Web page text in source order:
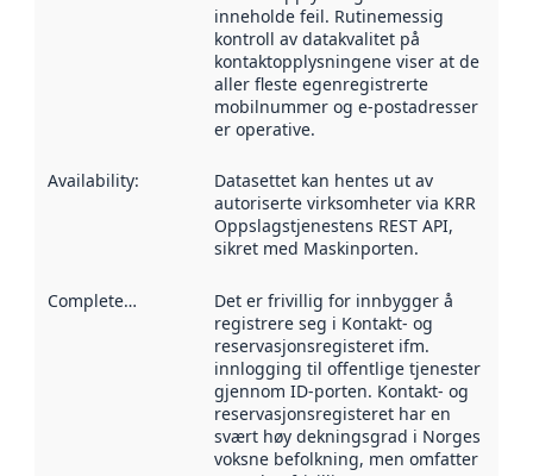
inneholde feil. Rutinemessig
kontroll av datakvalitet på
kontaktopplysningene viser at de
aller fleste egenregistrerte
mobilnummer og e-postadresser
er operative.
Availability:
Datasettet kan hentes ut av
autoriserte virksomheter via KRR
Oppslagstjenestens REST API,
sikret med Maskinporten.
Completeness
Det er frivillig for innbygger å
registrere seg i Kontakt- og
reservasjonsregisteret ifm.
innlogging til offentlige tjenester
gjennom ID-porten. Kontakt- og
reservasjonsregisteret har en
svært høy dekningsgrad i Norges
voksne befolkning, men omfatter